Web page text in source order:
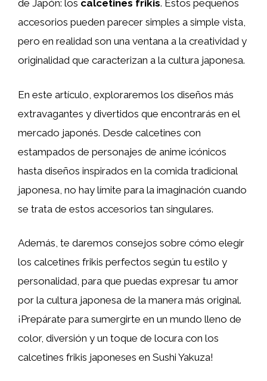
de Japón: los calcetines frikis. Estos pequeños
accesorios pueden parecer simples a simple vista,
pero en realidad son una ventana a la creatividad y
originalidad que caracterizan a la cultura japonesa.
En este artículo, exploraremos los diseños más
extravagantes y divertidos que encontrarás en el
mercado japonés. Desde calcetines con
estampados de personajes de anime icónicos
hasta diseños inspirados en la comida tradicional
japonesa, no hay límite para la imaginación cuando
se trata de estos accesorios tan singulares.
Además, te daremos consejos sobre cómo elegir
los calcetines frikis perfectos según tu estilo y
personalidad, para que puedas expresar tu amor
por la cultura japonesa de la manera más original.
¡Prepárate para sumergirte en un mundo lleno de
color, diversión y un toque de locura con los
calcetines frikis japoneses en Sushi Yakuza!